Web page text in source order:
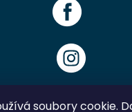
soubory cookie.